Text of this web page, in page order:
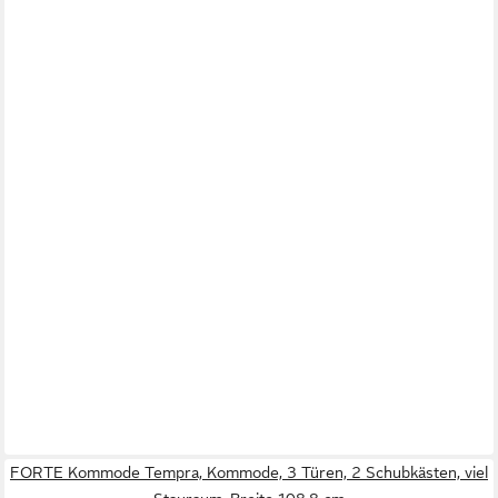
FORTE Kommode Tempra, Kommode, 3 Türen, 2 Schubkästen, viel